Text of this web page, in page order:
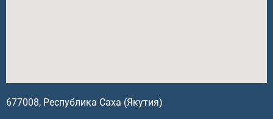
677008, Республика Саха (Якутия)